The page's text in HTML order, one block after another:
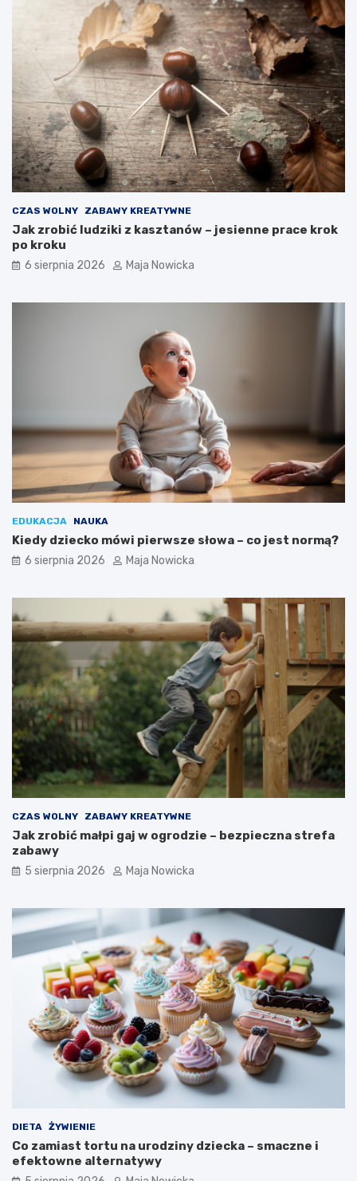
CZAS WOLNY ZABAWY KREATYWNE
Jak zrobić ludziki z kasztanów – jesienne prace krok
po kroku
6 sierpnia 2026 Maja Nowicka
EDUKACJA NAUKA
Kiedy dziecko mówi pierwsze słowa – co jest normą?
6 sierpnia 2026 Maja Nowicka
CZAS WOLNY ZABAWY KREATYWNE
Jak zrobić małpi gaj w ogrodzie – bezpieczna strefa
zabawy
5 sierpnia 2026 Maja Nowicka
DIETA ŻYWIENIE
Co zamiast tortu na urodziny dziecka – smaczne i
efektowne alternatywy